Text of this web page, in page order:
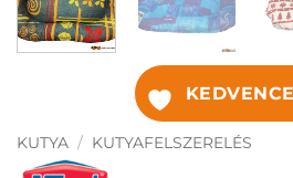
KUTYA / KUTYAFELSZERELÉS